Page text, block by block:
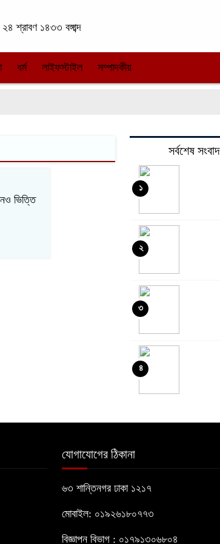
শ্রাবণ ১৪৩৩ বঙ্গাব্দ
ধর্ম লাইফস্টাইল সম্পাদকীয়
ভিত্তি
সর্বশেষ সংবাদ
১
২
৩
৪
৬
যোগাযোগের ঠিকানা
৬৩ শান্তিনগর ঢাকা ১২১৭
মোবাইল: ০১৯২৬১৮০৭৭৩
বিজ্ঞাপন বিভাগ : ০১৭৯১৩০৬৮০৪